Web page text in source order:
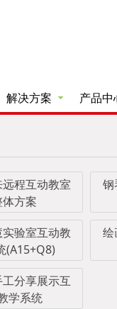
解决方案 产品中
程互动教室
方案
钢
验室互动教
(A15+Q8)
绘
分享展示互
学系统